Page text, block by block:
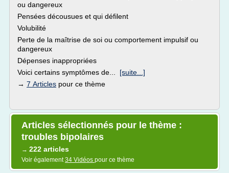
ou dangereux
Pensées décousues et qui défilent
Volubilité
Perte de la maîtrise de soi ou comportement impulsif ou
dangereux
Dépenses inappropriées
Voici certains symptômes de... [suite...]
→ 7 Articles pour ce thème
Articles sélectionnés pour le thème :
troubles bipolaires
→ 222 articles
Voir également34 Vidéos pour ce thème